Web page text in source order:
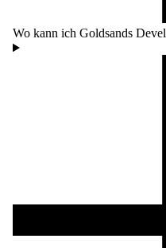
Wo kann ich Goldsands